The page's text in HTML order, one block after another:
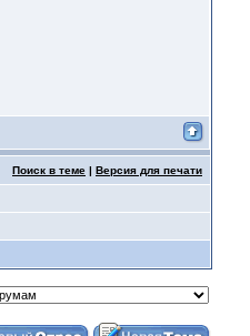
Поиск в теме | Версия для печати